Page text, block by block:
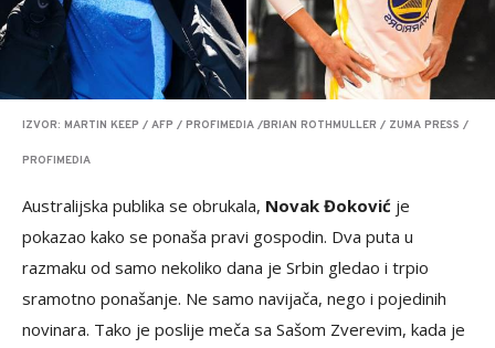
IZVOR: MARTIN KEEP / AFP / PROFIMEDIA /BRIAN ROTHMULLER / ZUMA PRESS /
PROFIMEDIA
Australijska publika se obrukala, Novak Đoković je
pokazao kako se ponaša pravi gospodin. Dva puta u
razmaku od samo nekoliko dana je Srbin gledao i trpio
sramotno ponašanje. Ne samo navijača, nego i pojedinih
novinara. Tako je poslije meča sa Sašom Zverevim, kada je